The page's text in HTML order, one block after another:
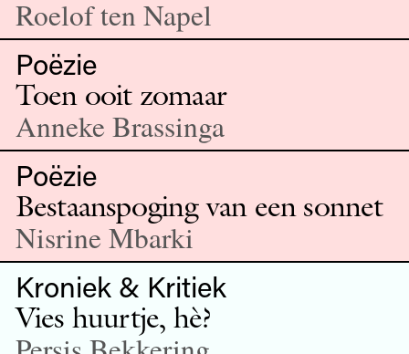
Roelof ten Napel
Poëzie
Toen ooit zomaar
Anneke Brassinga
Poëzie
Bestaanspoging van een sonnet
Nisrine Mbarki
Kroniek & Kritiek
Vies huurtje, hè?